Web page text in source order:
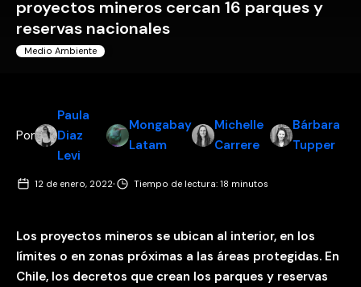
proyectos mineros cercan 16 parques y
reservas nacionales
Medio Ambiente
Por
Paula
Diaz
Levi
Mongabay
Latam
Michelle
Carrere
Bárbara
Tupper
12 de enero, 2022· Tiempo de lectura: 18 minutos
Los proyectos mineros se ubican al interior, en los
límites o en zonas próximas a las áreas protegidas. En
Chile, los decretos que crean los parques y reservas